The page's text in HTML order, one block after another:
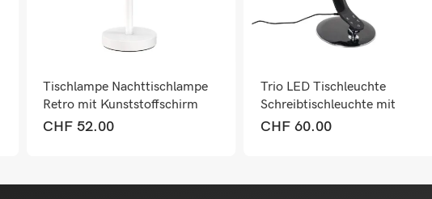
Tischlampe Nachttischlampe
Retro mit Kunststoffschirm
weiss
CHF52.00
Trio LED Tischleuchte
Schreibtischleuchte mit
Dimmer Wecker Timer
CHF60.00